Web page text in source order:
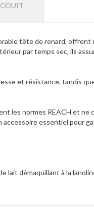
tête de renard,
par temps sec, ils
et résistance, tandis
les normes REACH et
accessoire essentiel pour
lait démaquillant à la